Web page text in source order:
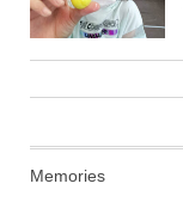
Memories